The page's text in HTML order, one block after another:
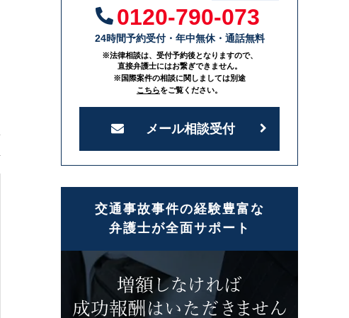
0120-790-073
24時間予約受付・年中無休・通話無料
※法律相談は、受付予約後となりますので、
直接弁護士にはお繋ぎできません。
※国際案件の相談に関しましては別途
こちらをご覧ください。
メール相談受付
交通事故事件の経験豊富な
弁護士が全面サポート